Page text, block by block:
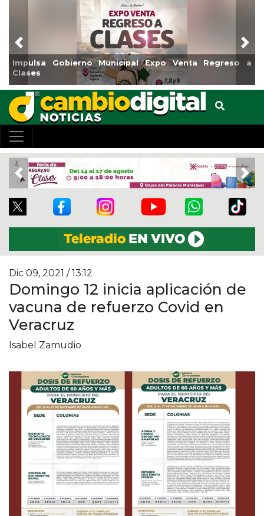
Reabrirá Coatzacoalcos la Alberca Semiolímpica Zona
Centro
Previous
Previous
Dic 09, 2021 / 13:12
Domingo 12 inicia aplicación de
vacuna de refuerzo Covid en
Veracruz
Isabel Zamudio